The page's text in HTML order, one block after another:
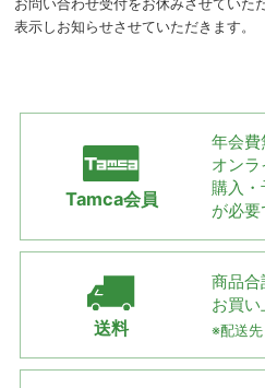
お問い合わせ受付をお休みさせていた
表示しお知らせさせていただきます。
Tamca会員
年会費
オン
購入
が必要
送料
商品合
お買
※配送先